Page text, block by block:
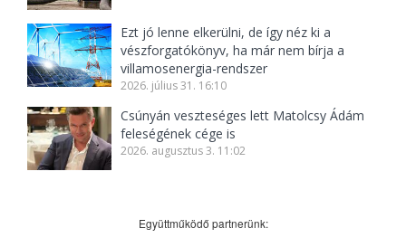
Ezt jó lenne elkerülni, de így néz ki a
vészforgatókönyv, ha már nem bírja a
villamosenergia-rendszer
2026. július 31. 16:10
Csúnyán veszteséges lett Matolcsy Ádám
feleségének cége is
2026. augusztus 3. 11:02
Együttműködő partnerünk: